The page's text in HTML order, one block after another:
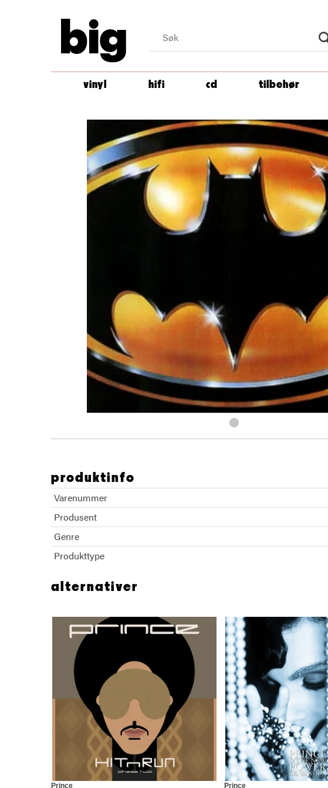
big
vinyl hifi cd tilbehør
produktinfo
Varenummer
Produsent
Genre
Produkttype
alternativer
Prince Prince